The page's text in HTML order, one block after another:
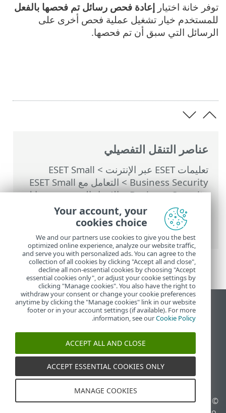
عناصر التنقل التفصيلي
تعليمات ESET عبر الإنترنت >
ESET Small
Business Security
>
التعامل مع ESET Small
Business Security
>الإعداد المتقدم>وسائل
الحماية>حماية عميل البريد لإلكتروني>
صندوق البريد
>عمليات التكامل> إعادة فحص
الرسائل
توفر خانة اختيار إعادة فحص رسائل تم فحصها بالفعل
للمستخدم خيار تشغيل عملية فحص أخرى على
الرسائل التي سبق أن تم فحصها.
عرض موقع سطح المكتب
End of Life
قاعدة معارف ESET
ESET Status Portal
الدعم الإقليمي
© 1992 - 2026 ESET, spol. s إدارة ملفات تعريف الارتباط
Your account, your
cookies choice
We and our partners use cookies to give you the best
optimized online experience, analyze our website traffic,
and serve you with personalized ads. You can agree to the
collection of all cookies by clicking "Accept all and close",
decline all non-essential cookies by choosing "Accept
essential cookies only", or adjust your cookie settings by
clicking "Manage cookies". You also have the right to
withdraw your consent or change your cookie preferences
anytime by clicking the "Manage cookies" link in our website
footer or in your account settings (if available). For more
information, see ourCookie Policy
.
ACCEPT ALL AND CLOSE
ACCEPT ESSENTIAL COOKIES ONLY
MANAGE COOKIES